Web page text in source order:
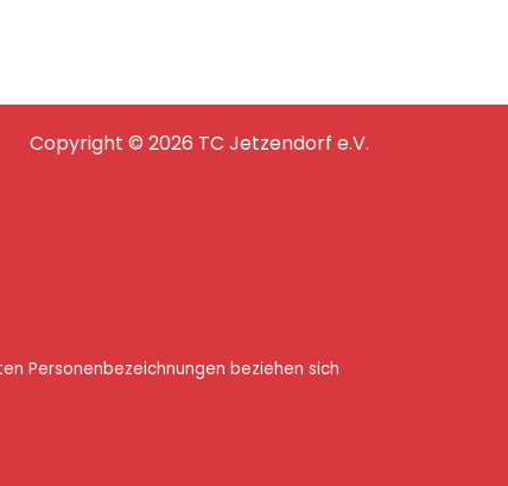
Copyright © 2026 TC Jetzendorf e.V.
Personenbezeichnungen beziehen sich